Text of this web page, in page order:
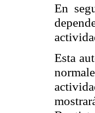
En
Esta